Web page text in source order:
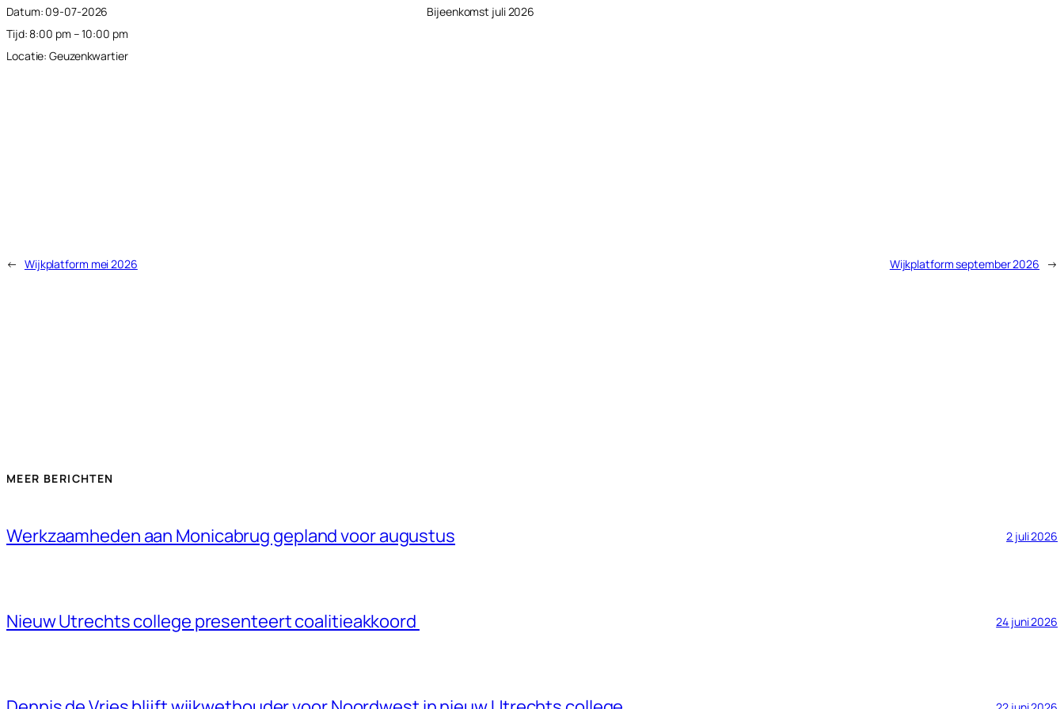
Datum: 09-07-2026
Tijd:8:00 pm – 10:00 pm
Locatie:Geuzenkwartier
Bijeenkomst juli 2026
← Wijkplatform mei 2026 Wijkplatform september 2026 →
MEER BERICHTEN
Werkzaamheden aan Monicabrug gepland voor augustus 2 juli 2026
Nieuw Utrechts college presenteert coalitieakkoord 24 juni 2026